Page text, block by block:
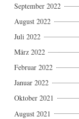
September 2022
August 2022
Juli 2022
März 2022
Februar 2022
Januar 2022
Oktober 2021
August 2021